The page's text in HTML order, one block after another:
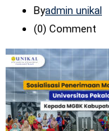
Byadmin unikal
(0) Comment